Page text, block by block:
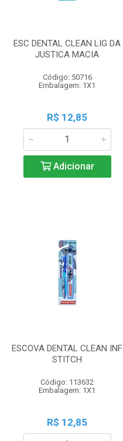
ESC DENTAL CLEAN LIG DA
JUSTICA MACIA
Código: 50716
Embalagem: 1X1
R$ 12,85
Adicionar
ESCOVA DENTAL CLEAN INF
STITCH
Código: 113632
Embalagem: 1X1
R$ 12,85